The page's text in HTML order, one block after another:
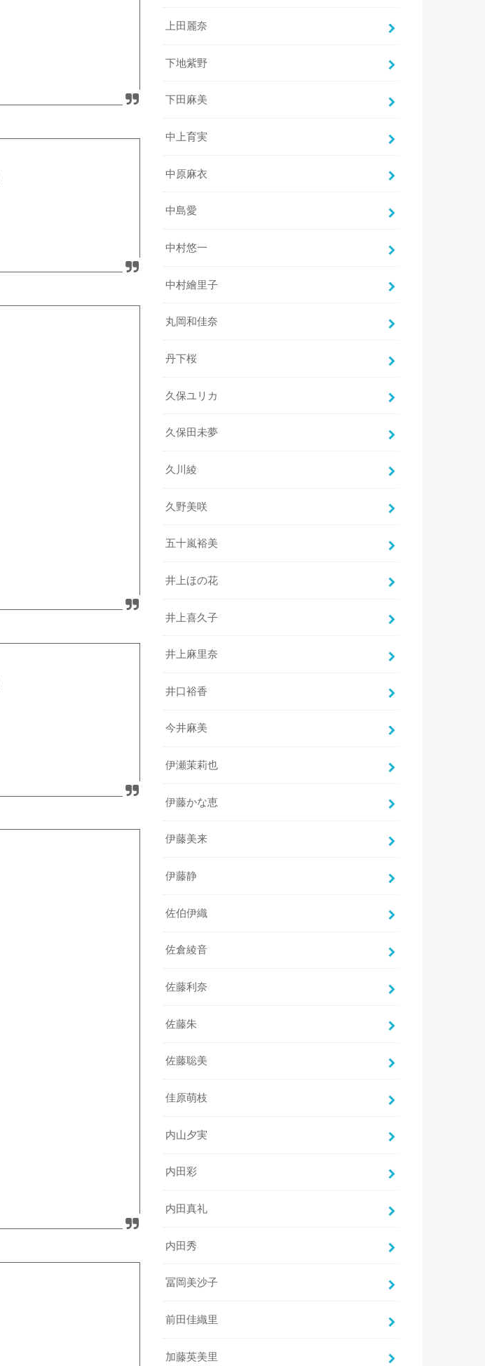
上田麗奈
下地紫野
下田麻美
中上育実
中原麻衣
中島愛
中村悠一
中村繪里子
丸岡和佳奈
丹下桜
久保ユリカ
久保田未夢
久川綾
久野美咲
五十嵐裕美
井上ほの花
井上喜久子
井上麻里奈
井口裕香
今井麻美
伊瀬茉莉也
伊藤かな恵
伊藤美来
伊藤静
佐伯伊織
佐倉綾音
佐藤利奈
佐藤朱
佐藤聡美
佳原萌枝
内山夕実
内田彩
内田真礼
内田秀
冨岡美沙子
前田佳織里
加藤英美里